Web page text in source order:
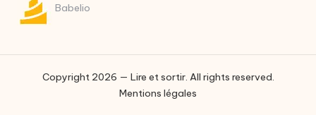
Babelio
Copyright 2026 — Lire et sortir. All rights reserved.
Mentions légales